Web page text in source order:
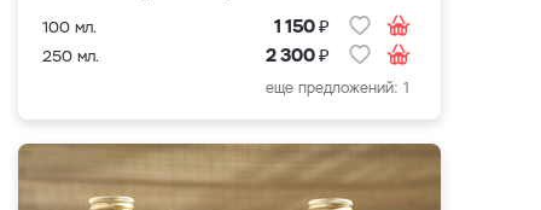
100 мл. 1 150₽
250 мл. 2 300₽
еще предложений: 1